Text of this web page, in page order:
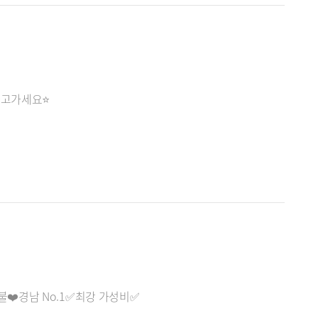
가세요⭐
경남 No.1✅최강 가성비✅